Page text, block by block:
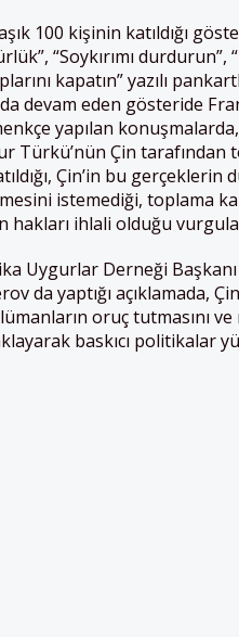
100 kişinin katıldığı
“Soykırımı durdurun”,
kapatın” yazılı
devam eden gösteride
yapılan
Türkü’nün Çin tarafından
Çin’in bu gerçeklerin
istemediği, toplama
hakları ihlali olduğu
Uygurlar Derneği
da yaptığı açıklamada,
oruç tutmasını ve
baskıcı politikalar